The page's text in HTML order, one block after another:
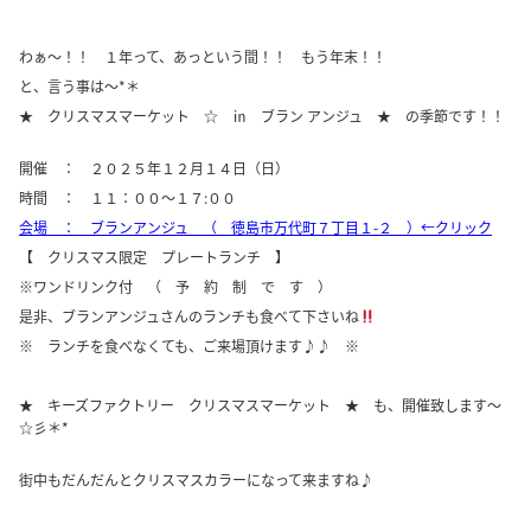
わぁ～！！ １年って、あっという間！！ もう年末！！
と、言う事は～*＊
★ クリスマスマーケット ☆ ㏌ ブラン アンジュ ★ の季節です！！
開催 ： ２０２５年１２月１４日（日）
時間 ： １１：００～１７:００
会場 ： ブランアンジュ （ 徳島市万代町７丁目１-２ ）←クリック
【 クリスマス限定 プレートランチ 】
※ワンドリンク付 （ 予 約 制 で す ）
是非、ブランアンジュさんのランチも食べて下さいね
※ ランチを食べなくても、ご来場頂けます♪♪ ※
★ キーズファクトリー クリスマスマーケット ★ も、開催致します～
☆彡＊*
街中もだんだんとクリスマスカラーになって来ますね♪